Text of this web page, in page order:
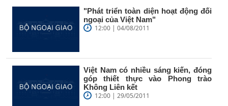
"Phát triển toàn diện hoạt động đối
ngoại của Việt Nam"
12:00 | 04/08/2011
Việt Nam có nhiều sáng kiến, đóng
góp thiết thực vào Phong trào
Không Liên kết
12:00 | 29/05/2011